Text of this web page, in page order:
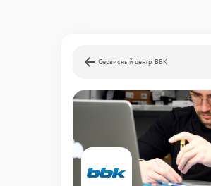
Сервисный центр BBK